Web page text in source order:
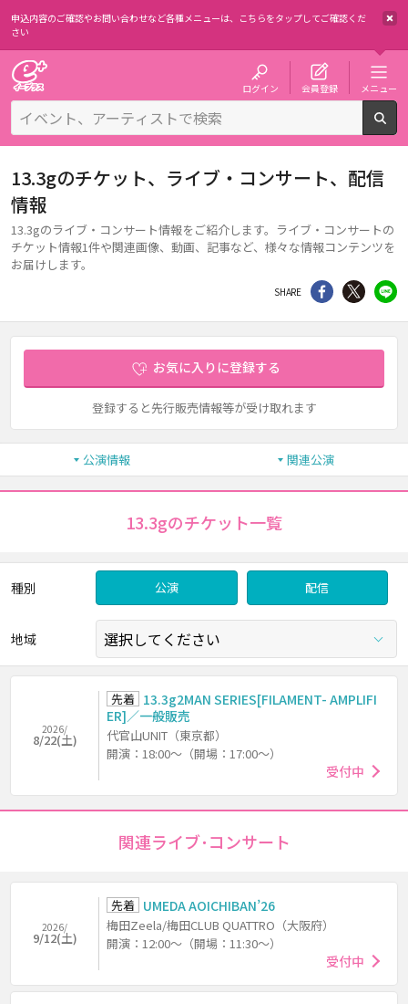
申込内容のご確認やお問い合わせなど各種メニューは、 こちらをタップしてご確認くだ
さい
ログイン 会員登録 メニュー
13.3gのチケット、ライブ・コンサート、配信
情報
13.3gのライブ・コンサート情報をご紹介します。ライブ・コンサートの
チケット情報1件や関連画像、動画、記事など、様々な情報コンテンツを
お届けします。
SHARE シェア Twitter
お気に入りに登録する
登録すると先行販売情報等が受け取れます
公演情報 関連公演
13.3gのチケット一覧
種別 公演 配信
地域
2026/
8/22(土)
先着 13.3g2MAN SERIES[FILAMENT- AMPLIFI
ER]／一般販売
代官山UNIT（東京都）
開演：18:00～（開場：17:00～）
受付中
関連ライブ･コンサート
2026/
9/12(土)
先着 UMEDA AOICHIBAN’26
梅田Zeela/梅田CLUB QUATTRO（大阪府）
開演：12:00～（開場：11:30～）
受付中